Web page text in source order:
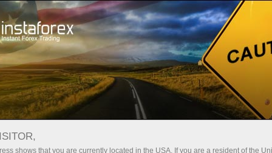
عن إنستافوركس أخبار الشركة
بطل العالم في الرياضة الفكرية
shows that you are currently located in the USA. If you are a resident of the